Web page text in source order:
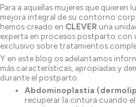
Para a aquellas mujeres que quieren
mejora integral de su contorno
hemos creado en CLEVER una
experta en procesos postparto con
exclusivo sobre tratamientos
Y en este blog os adelantamos
más características, apropiadas y
durante el postparto.
Abdominoplastia
recuperar la cintura cuando